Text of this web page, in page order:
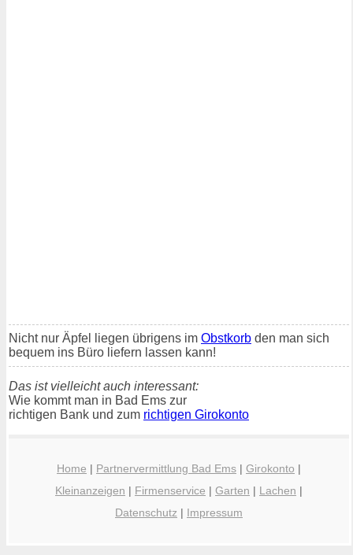
Nicht nur Äpfel liegen übrigens im Obstkorb den man sich
bequem ins Büro liefern lassen kann!
Das ist vielleicht auch interessant:
Wie kommt man in Bad Ems zur
richtigen Bank und zum richtigen Girokonto
Home | Partnervermittlung Bad Ems | Girokonto |
Kleinanzeigen | Firmenservice | Garten | Lachen |
Datenschutz | Impressum